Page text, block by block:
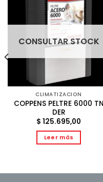
CONSULTAR STOCK
CLIMATIZACION
COPPENS PELTRE 6000 TN
DER
$ 125.695,00
Leer más